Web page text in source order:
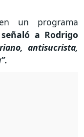
un programa
señaló a Rodrigo
antisucrista,